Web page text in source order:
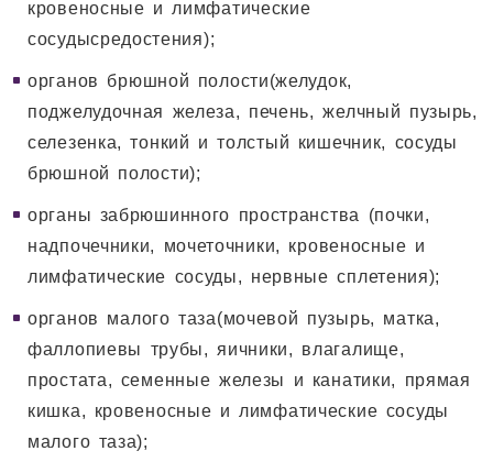
кровеносные и лимфатические
сосудысредостения);
органов брюшной полости(желудок,
поджелудочная железа, печень, желчный пузырь,
селезенка, тонкий и толстый кишечник, сосуды
брюшной полости);
органы забрюшинного пространства (почки,
надпочечники, мочеточники, кровеносные и
лимфатические сосуды, нервные сплетения);
органов малого таза(мочевой пузырь, матка,
фаллопиевы трубы, яичники, влагалище,
простата, семенные железы и канатики, прямая
кишка, кровеносные и лимфатические сосуды
малого таза);